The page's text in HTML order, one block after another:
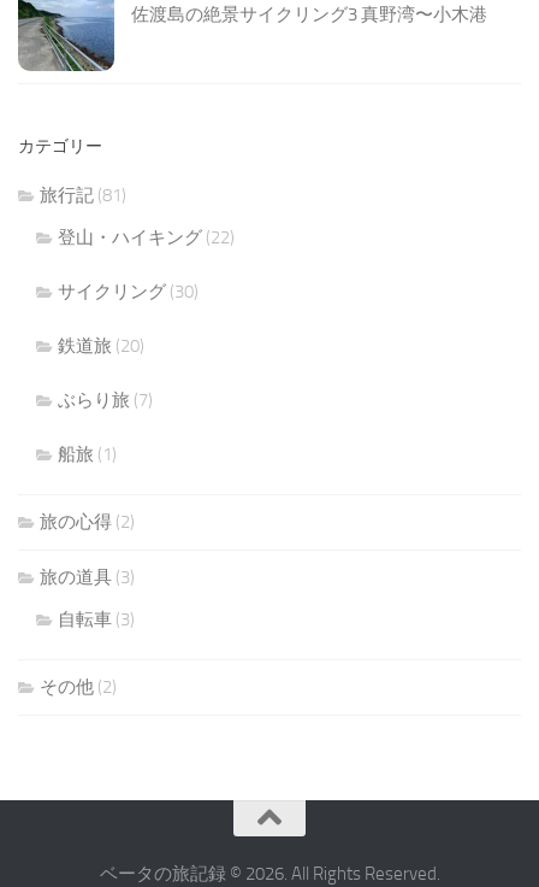
佐渡島の絶景サイクリング3 真野湾〜小木港
カテゴリー
旅行記 (81)
登山・ハイキング (22)
サイクリング (30)
鉄道旅 (20)
ぶらり旅 (7)
船旅 (1)
旅の心得 (2)
旅の道具 (3)
自転車 (3)
その他 (2)
ベータの旅記録 © 2026. All Rights Reserved.